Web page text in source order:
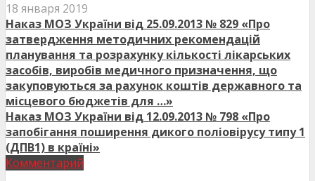
18 января 2019
Наказ МОЗ України від 25.09.2013 № 829 «Про
затвердження методичних рекомендацій
планування та розрахунку кількості лікарських
засобів, виробів медичного призначення, що
закуповуються за рахунок коштів державного та
місцевого бюджетів для …»
Наказ МОЗ України від 12.09.2013 № 798 «Про
запобігання поширення дикого поліовірусу типу 1
(ДПВ1) в країні»
Комментарий